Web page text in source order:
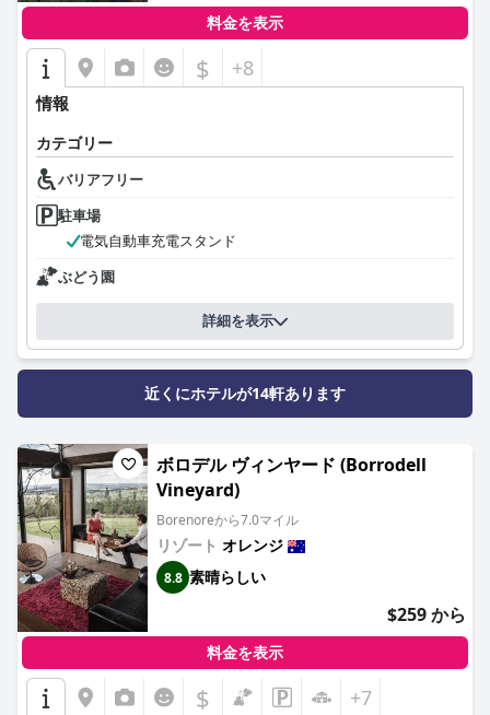
料金を表示
$ +8
情報
カテゴリー
バリアフリー
駐車場
電気自動車充電スタンド
ぶどう園
詳細を表示
近くにホテルが14軒あります
ボロデル ヴィンヤード (Borrodell
Vineyard)
Borenoreから7.0マイル
リゾート オレンジ
8.8 素晴らしい
$259 から
料金を表示
$ +7